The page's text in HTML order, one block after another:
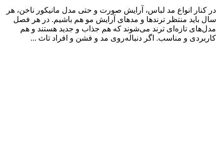
در کنار انواع مد لباس، آرایش صورت و حتی مدل مانیکور ناخن، هر
سال باید منتظر ترندها و مدهای آرایش مو هم باشیم. در هر فصل
مدل‌های تازه‌ای ترند می‌شوند که هم جذاب و جدید هستند و هم
کاربردی و مناسب. اگر دنباله‌روی مد و فشن و افراد تاث ...